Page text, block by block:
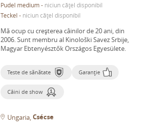
Pudel medium- niciun cățel disponibil
Teckel - niciun cățel disponibil
Mă ocup cu creșterea câinilor de 20 ani, din
2006.Sunt membru al Kinološki Savez Srbije,
Magyar Ebtenyésztők Országos Egyesülete.
Teste de sănătate Garanție
Câini de show
Ungaria Csécse